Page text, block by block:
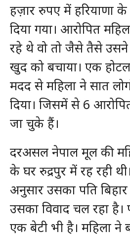
हज़ार रुपए में हरियाणा
दिया गया। आरोपित
रहे थे वो तो जैसे तैसे उसने
खुद को बचाया। एक
मदद से महिला ने सात
दिया। जिसमें से 6
जा चुके हैं।
दरअसल नेपाल मूल की
के घर रुद्रपुर में रह रही
अनुसार उसका पति
उसका विवाद चल रहा है।
एक बेटी भी है। महिला ने